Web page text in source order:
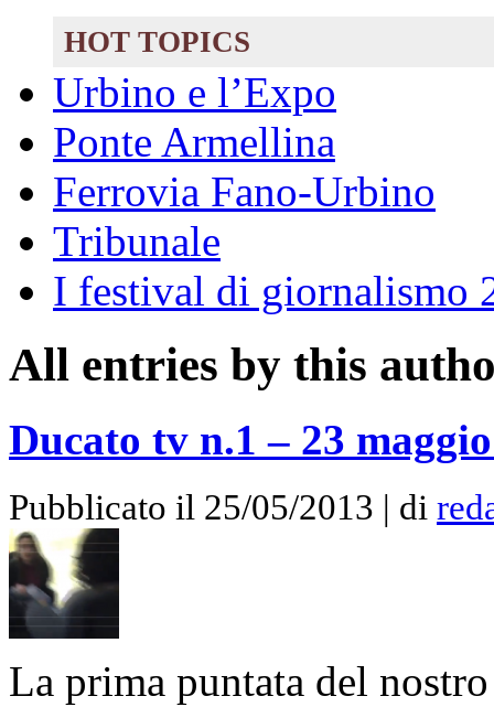
HOT TOPICS
Urbino e l’Expo
Ponte Armellina
Ferrovia Fano-Urbino
Tribunale
I festival di giornalismo
All entries by this
Ducato tv n.1 – 23
Pubblicato il 25/05/2013 | di
La prima puntata del